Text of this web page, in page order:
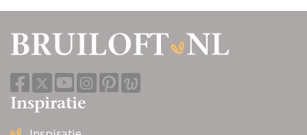
Inspiratie